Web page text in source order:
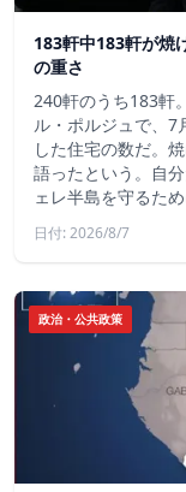
183軒中183軒が焼
の重さ
240軒のうち183軒
ル・ポルジュで、7
した住宅の数だ。
語ったという。自
ェレ半島を守るた
日付: 2026/8/7
政治・公共政策